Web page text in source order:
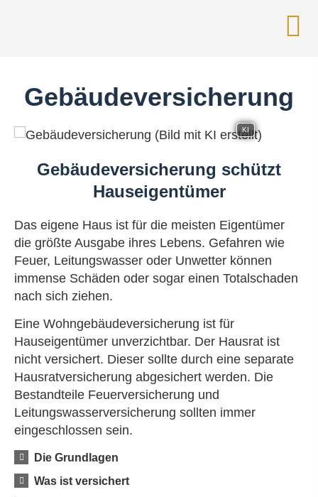
Ge­bäude­ver­si­che­rung
KI
Ge­bäude­ver­si­che­rung schützt
Hauseigentümer
Das eigene Haus ist für die meisten Eigentümer
die größte Ausgabe ihres Lebens. Gefahren wie
Feuer, Leitungswasser oder Unwetter können
immense Schäden oder sogar einen Totalschaden
nach sich ziehen.
Eine Wohngebäudeversicherung ist für
Hauseigentümer unverzichtbar. Der Hausrat ist
nicht versichert. Dieser sollte durch eine separate
Haus­rat­ver­si­che­rung abgesichert werden. Die
Bestandteile Feuerversicherung und
Leitungswasserversicherung sollten immer
eingeschlossen sein.
Die Grundlagen
Was ist versichert